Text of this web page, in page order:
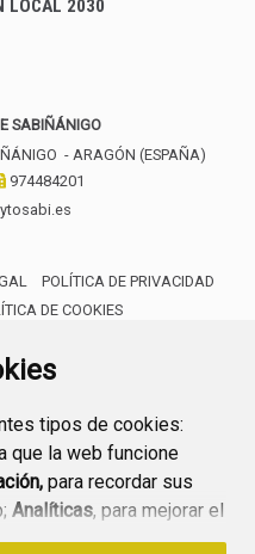
tipos de cookies:
que la web funcione
para recordar sus
Analíticas, para mejorar el
servicios.
LOCAL 2030
SABIÑÁNIGO
- ARAGÓN (ESPAÑA)
974484201
POLÍTICA DE PRIVACIDAD
DE COOKIES